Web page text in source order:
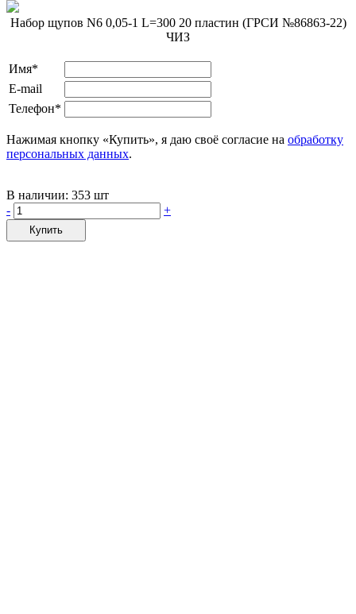
Набор щупов N6 0,05-1 L=300 20 пластин (ГРСИ №86863-22)
ЧИЗ
Имя*
E-mail
Телефон*
Нажимая кнопку «Купить», я даю своё согласие на обработку
персональных данных.
В наличии: 353 шт
-
+
Купить